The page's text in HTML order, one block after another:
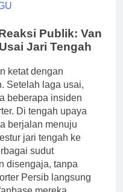
Publik: Van
Jari Tengah
ketat dengan
Setelah laga usai,
beberapa insiden
Di tengah upaya
berjalan menuju
jari tengah ke
sudut
disengaja, tanpa
Persib langsung